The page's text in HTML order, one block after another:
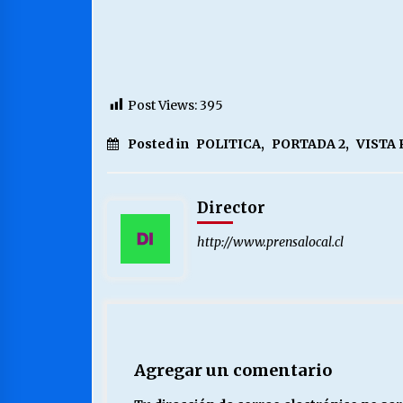
Post Views:395
Posted in POLITICA, PORTADA 2, VISTA
Director
http://www.prensalocal.cl
Agregar un comentario